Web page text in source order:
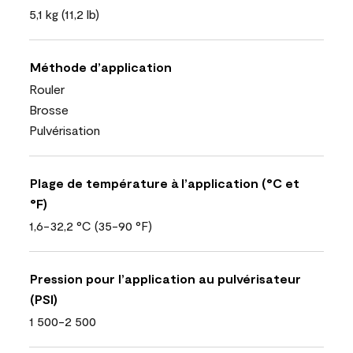
5,1 kg (11,2 lb)
Méthode d’application
Rouler
Brosse
Pulvérisation
Plage de température à l’application (°C et
°F)
1,6-32,2 °C (35-90 °F)
Pression pour l’application au pulvérisateur
(PSI)
1 500-2 500